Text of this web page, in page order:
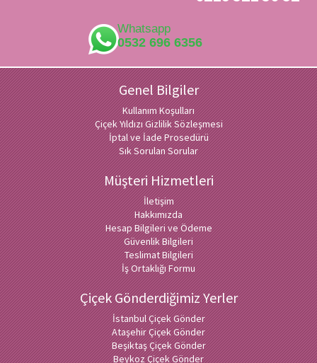
Whatsapp
0532 696 6356
Genel Bilgiler
Kullanım Koşulları
Çiçek Yıldızı Gizlilik Sözleşmesi
İptal ve İade Prosedürü
Sık Sorulan Sorular
Müşteri Hizmetleri
İletişim
Hakkımızda
Hesap Bilgileri ve Ödeme
Güvenlik Bilgileri
Teslimat Bilgileri
İş Ortaklığı Formu
Çiçek Gönderdiğimiz Yerler
İstanbul Çiçek Gönder
Ataşehir Çiçek Gönder
Beşiktaş Çiçek Gönder
Beykoz Çiçek Gönder